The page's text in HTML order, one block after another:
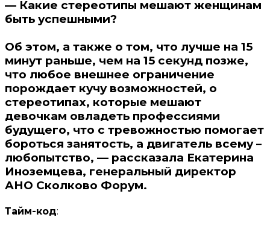
— Какие стереотипы мешают женщинам
быть успешными?
Об этом, а также о том, что лучше на 15
минут раньше, чем на 15 секунд позже,
что любое внешнее ограничение
порождает кучу возможностей, о
стереотипах, которые мешают
девочкам овладеть профессиями
будущего, что с тревожностью помогает
бороться занятость, а двигатель всему –
любопытство, — рассказала Екатерина
Иноземцева, генеральный директор
АНО Сколково Форум.
Тайм-код: